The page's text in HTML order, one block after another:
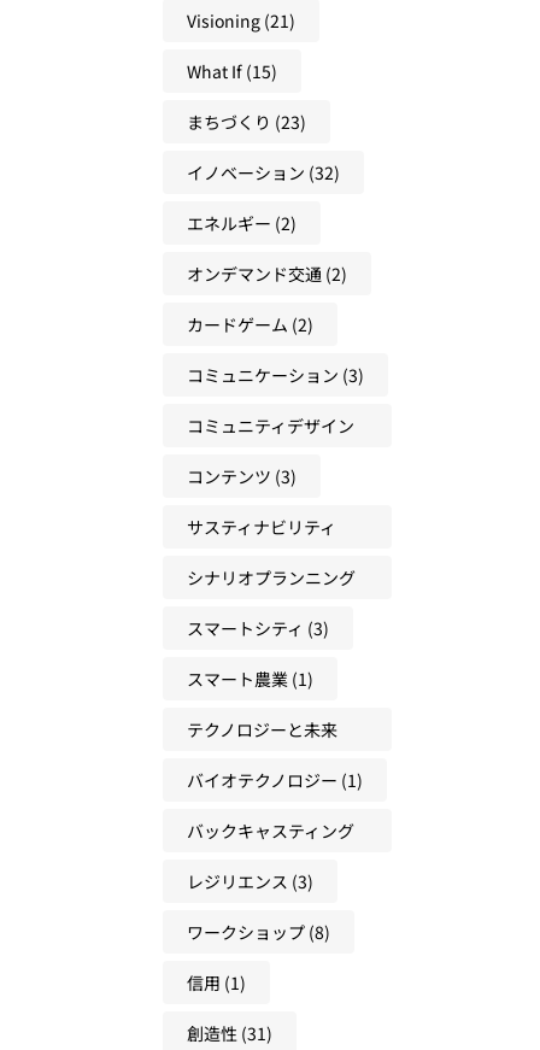
て
Visioning (21)
What If (15)
まちづくり (23)
イノベーション (32)
エネルギー (2)
オンデマンド交通 (2)
カードゲーム (2)
コミュニケーション (3)
コミュニティデザイン
(3)
コンテンツ (3)
サスティナビリティ
(22)
シナリオプランニング
(17)
スマートシティ (3)
スマート農業 (1)
テクノロジーと未来
(18)
バイオテクノロジー (1)
バックキャスティング
(31)
レジリエンス (3)
ワークショップ (8)
信用 (1)
創造性 (31)